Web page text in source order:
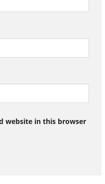
website in this browser